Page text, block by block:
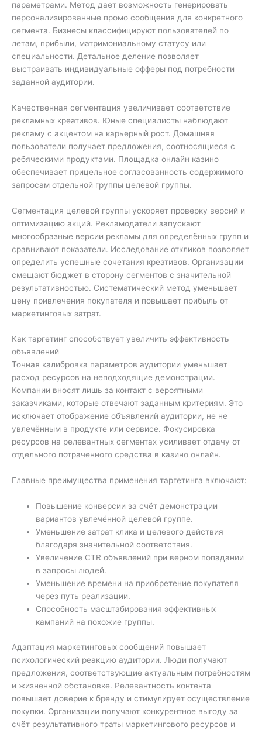
параметрами. Метод даёт возможность генерировать
персонализированные промо сообщения для конкретного
сегмента. Бизнесы классифицируют пользователей по
летам, прибыли, матримониальному статусу или
специальности. Детальное деление позволяет
выстраивать индивидуальные офферы под потребности
заданной аудитории.
Качественная сегментация увеличивает соответствие
рекламных креативов. Юные специалисты наблюдают
рекламу с акцентом на карьерный рост. Домашняя
пользователи получает предложения, соотносящиеся с
ребяческими продуктами. Площадка онлайн казино
обеспечивает прицельное согласованность содержимого
запросам отдельной группы целевой группы.
Сегментация целевой группы ускоряет проверку версий и
оптимизацию акций. Рекламодатели запускают
многообразные версии рекламы для определённых групп и
сравнивают показатели. Исследование откликов позволяет
определить успешные сочетания креативов. Организации
смещают бюджет в сторону сегментов с значительной
результативностью. Систематический метод уменьшает
цену привлечения покупателя и повышает прибыль от
маркетинговых затрат.
Как таргетинг способствует увеличить эффективность
объявлений
Точная калибровка параметров аудитории уменьшает
расход ресурсов на неподходящие демонстрации.
Компании вносят лишь за контакт с вероятными
заказчиками, которые отвечают заданным критериям. Это
исключает отображение объявлений аудитории, не не
увлечённым в продукте или сервисе. Фокусировка
ресурсов на релевантных сегментах усиливает отдачу от
отдельного потраченного средства в казино онлайн.
Главные преимущества применения таргетинга включают:
Повышение конверсии за счёт демонстрации
вариантов увлечённой целевой группе.
Уменьшение затрат клика и целевого действия
благодаря значительной соответствия.
Увеличение CTR объявлений при верном попадании
в запросы людей.
Уменьшение времени на приобретение покупателя
через путь реализации.
Способность масштабирования эффективных
кампаний на похожие группы.
Адаптация маркетинговых сообщений повышает
психологический реакцию аудитории. Люди получают
предложения, соответствующие актуальным потребностям
и жизненной обстановке. Релевантность контента
повышает доверие к бренду и стимулирует осуществление
покупки. Организации получают конкурентное выгоду за
счёт результативного траты маркетингового ресурсов и